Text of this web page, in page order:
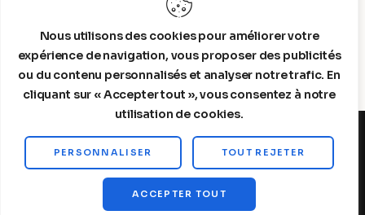
Nous utilisons des cookies pour améliorer votre
expérience de navigation, vous proposer des publicités
ou du contenu personnalisés et analyser notre trafic. En
cliquant sur « Accepter tout », vous consentez à notre
utilisation de cookies.
PERSONNALISER TOUT REJETER
ACCEPTER TOUT
Steelldy© 2026. All Rights Reserved.